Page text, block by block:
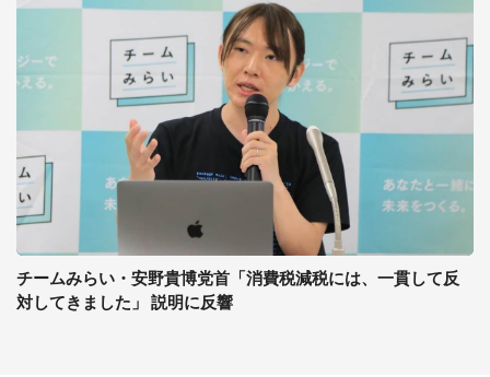
チームみらい・安野貴博党首「消費税減税には、一貫して反
対してきました」 説明に反響